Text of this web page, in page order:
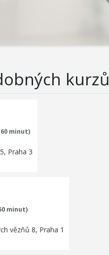
kurzů
minut)
Praha 3
minut)
vězňů 8, Praha 1